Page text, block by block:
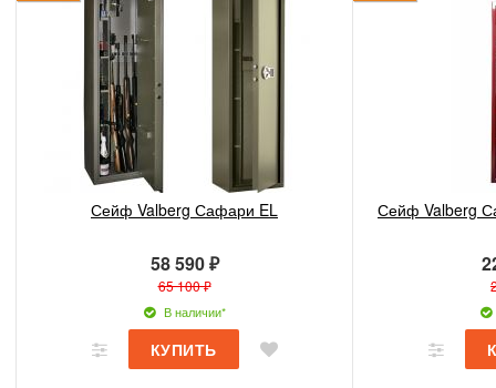
Сейф Valberg Сафари EL
58 590 ₽
65 100 ₽
В наличии*
Сейф Valberg